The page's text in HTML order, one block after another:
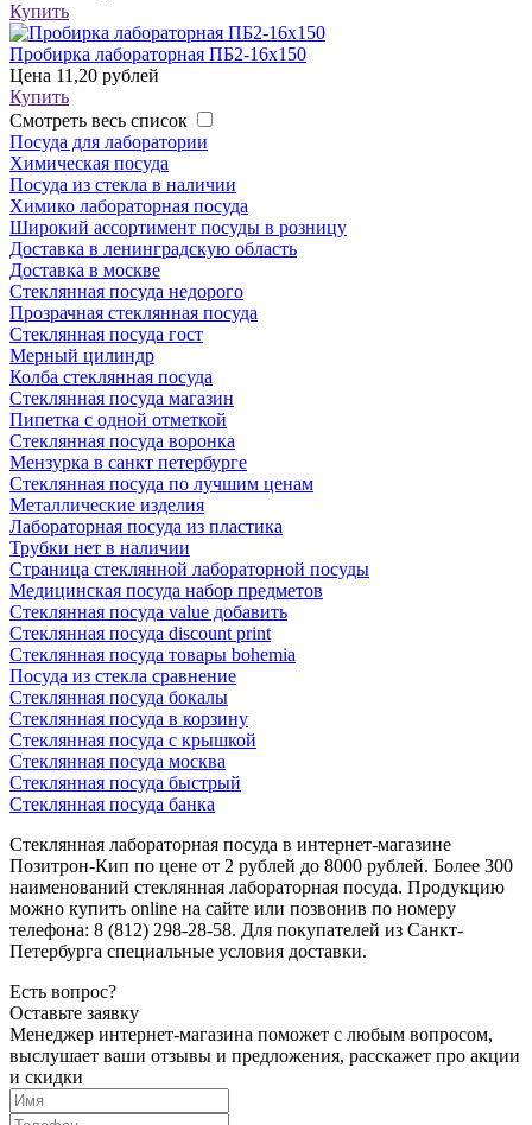
Купить
Пробирка лабораторная ПБ2-16х150
Цена 11,20 рублей
Купить
Смотреть весь список
Посуда для лаборатории
Химическая посуда
Посуда из стекла в наличии
Химико лабораторная посуда
Широкий ассортимент посуды в розницу
Доставка в ленинградскую область
Доставка в москве
Стеклянная посуда недорого
Прозрачная стеклянная посуда
Стеклянная посуда гост
Мерный цилиндр
Колба стеклянная посуда
Стеклянная посуда магазин
Пипетка с одной отметкой
Стеклянная посуда воронка
Мензурка в санкт петербурге
Стеклянная посуда по лучшим ценам
Металлические изделия
Лабораторная посуда из пластика
Трубки нет в наличии
Страница стеклянной лабораторной посуды
Медицинская посуда набор предметов
Стеклянная посуда value добавить
Стеклянная посуда discount print
Стеклянная посуда товары bohemia
Посуда из стекла сравнение
Стеклянная посуда бокалы
Стеклянная посуда в корзину
Стеклянная посуда с крышкой
Стеклянная посуда москва
Стеклянная посуда быстрый
Стеклянная посуда банка
Стеклянная лабораторная посуда в интернет-магазине
Позитрон-Кип по цене от 2 рублей до 8000 рублей. Более 300
наименований стеклянная лабораторная посуда. Продукцию
можно купить online на сайте или позвонив по номеру
телефона: 8 (812) 298-28-58. Для покупателей из Санкт-
Петербурга специальные условия доставки.
Есть вопрос?
Оставьте заявку
Менеджер интернет-магазина поможет с любым вопросом,
выслушает ваши отзывы и предложения, расскажет про акции
и скидки